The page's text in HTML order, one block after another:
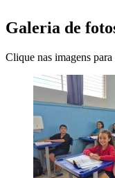
Galeria de
Clique nas imagens